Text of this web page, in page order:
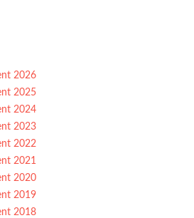
2026
2025
2024
2023
2022
2021
2020
2019
2018